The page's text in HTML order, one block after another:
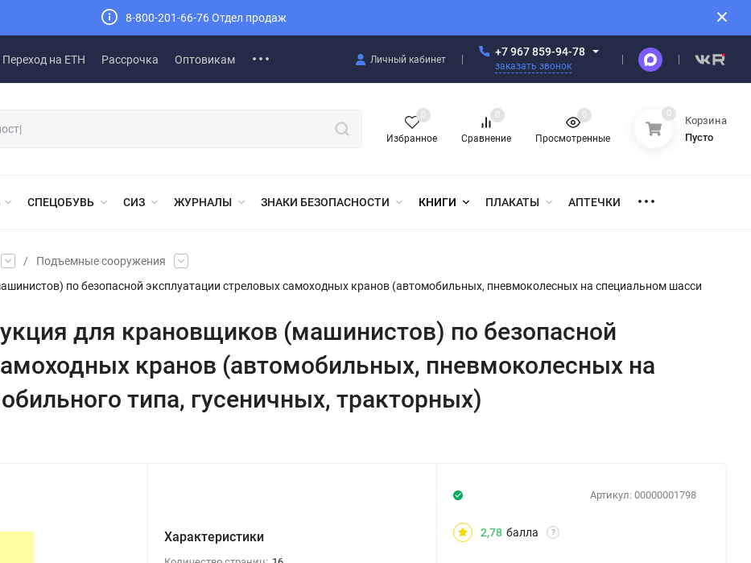
8-800-201-66-76 Отдел продаж
Переход на ЕТН Рассрочка Оптовикам Личный кабинет
+7 967 859-94-78
заказать звонок
Избранное
0
Сравнение
0
Просмотренные
0 0
Корзина
Пусто
СПЕЦОБУВЬ СИЗ ЖУРНАЛЫ ЗНАКИ БЕЗОПАСНОСТИ КНИГИ ПЛАКАТЫ АПТЕЧКИ
/ Подъемные сооружения
по безопасной эксплуатации стреловых самоходных кранов (автомобильных, пневмоколесных на специальном шасси
для крановщиков (машинистов) по безопасной
кранов (автомобильных, пневмоколесных на
типа, гусеничных, тракторных)
Характеристики
Артикул: 00000001798
2,78 балла ?